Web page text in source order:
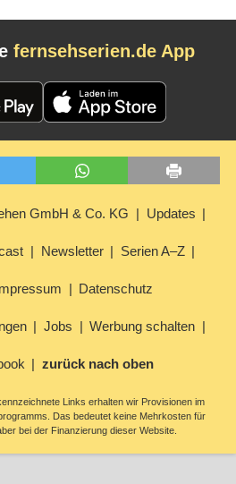
fernsehserien.de App
GmbH & Co. KG Updates
Newsletter Serien A–Z
Datenschutz
Jobs Werbung schalten
zurück nach oben
Links erhalten wir Provisionen im
Das bedeutet keine Mehrkosten für
bei der Finanzierung dieser Website.